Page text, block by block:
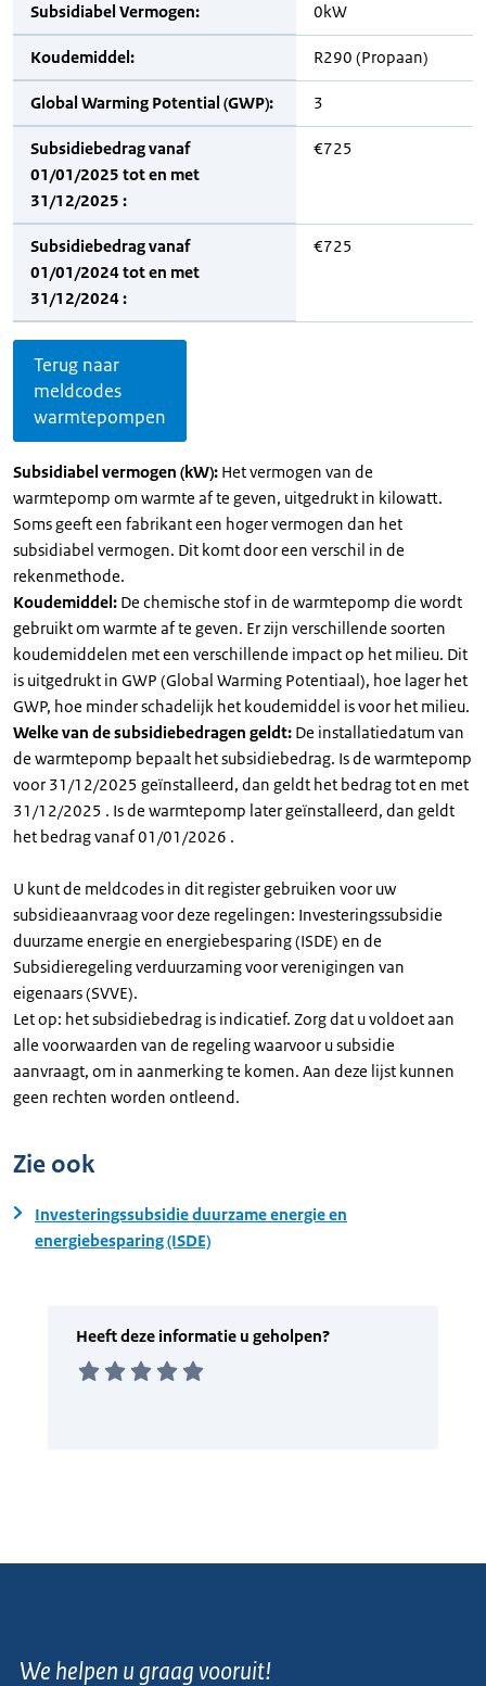
Subsidiabel Vermogen: 0kW
Koudemiddel: R290 (Propaan)
Global Warming Potential (GWP): 3
Subsidiebedrag vanaf
01/01/2025 tot en met
31/12/2025 :
€725
Subsidiebedrag vanaf
01/01/2024 tot en met
31/12/2024 :
€725
Terug naar
meldcodes
warmtepompen
Subsidiabel vermogen (kW): Het vermogen van de
warmtepomp om warmte af te geven, uitgedrukt in kilowatt.
Soms geeft een fabrikant een hoger vermogen dan het
subsidiabel vermogen. Dit komt door een verschil in de
rekenmethode.
Koudemiddel: De chemische stof in de warmtepomp die wordt
gebruikt om warmte af te geven. Er zijn verschillende soorten
koudemiddelen met een verschillende impact op het milieu. Dit
is uitgedrukt in GWP (Global Warming Potentiaal), hoe lager het
GWP, hoe minder schadelijk het koudemiddel is voor het milieu.
Welke van de subsidiebedragen geldt: De installatiedatum van
de warmtepomp bepaalt het subsidiebedrag. Is de warmtepomp
voor 31/12/2025 geïnstalleerd, dan geldt het bedrag tot en met
31/12/2025 . Is de warmtepomp later geïnstalleerd, dan geldt
het bedrag vanaf 01/01/2026 .
U kunt de meldcodes in dit register gebruiken voor uw
subsidieaanvraag voor deze regelingen: Investeringssubsidie
duurzame energie en energiebesparing (ISDE) en de
Subsidieregeling verduurzaming voor verenigingen van
eigenaars (SVVE).
Let op: het subsidiebedrag is indicatief. Zorg dat u voldoet aan
alle voorwaarden van de regeling waarvoor u subsidie
aanvraagt, om in aanmerking te komen. Aan deze lijst kunnen
geen rechten worden ontleend.
Zie ook
Investeringssubsidie duurzame energie en
energiebesparing (ISDE)
We helpen u graag vooruit!